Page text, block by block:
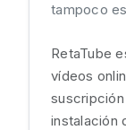
tampoco
RetaTube
vídeos
instalación